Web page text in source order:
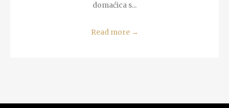
domaćica s...
Read more →